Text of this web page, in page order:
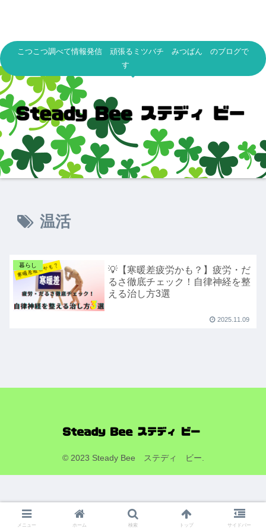
こつこつ調べて情報発信 頑張るミツバチ みつばん のブログで
す
温活
暮らし
💡【寒暖差疲労かも？】疲労・だ
るさ徹底チェック！自律神経を整
える治し方3選
2025.11.09
© 2023 Steady Bee ステディ ビー.
メニュー ホーム 検索 トップ サイドバー